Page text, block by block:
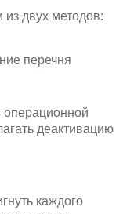
двух методов:
перечня
деактивацию
каждого